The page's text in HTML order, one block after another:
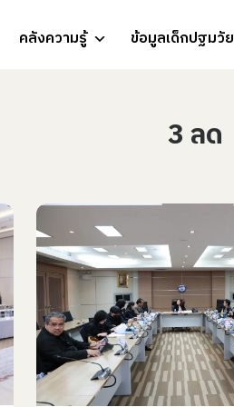
คลังความรู้ ข้อมูลเด็กปฐมวัย
3 ลด